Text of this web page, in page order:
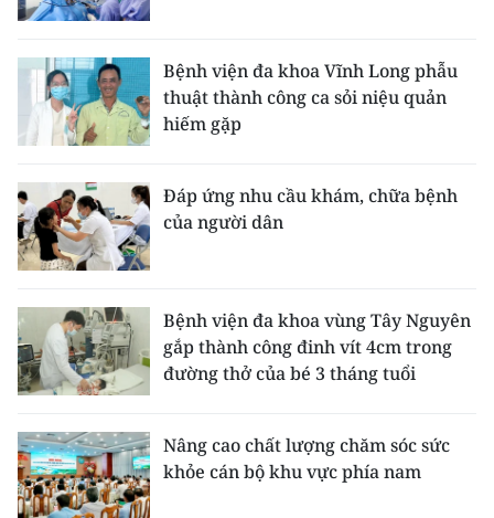
Bệnh viện đa khoa Vĩnh Long phẫu
thuật thành công ca sỏi niệu quản
hiếm gặp
Đáp ứng nhu cầu khám, chữa bệnh
của người dân
Bệnh viện đa khoa vùng Tây Nguyên
gắp thành công đinh vít 4cm trong
đường thở của bé 3 tháng tuổi
Nâng cao chất lượng chăm sóc sức
khỏe cán bộ khu vực phía nam